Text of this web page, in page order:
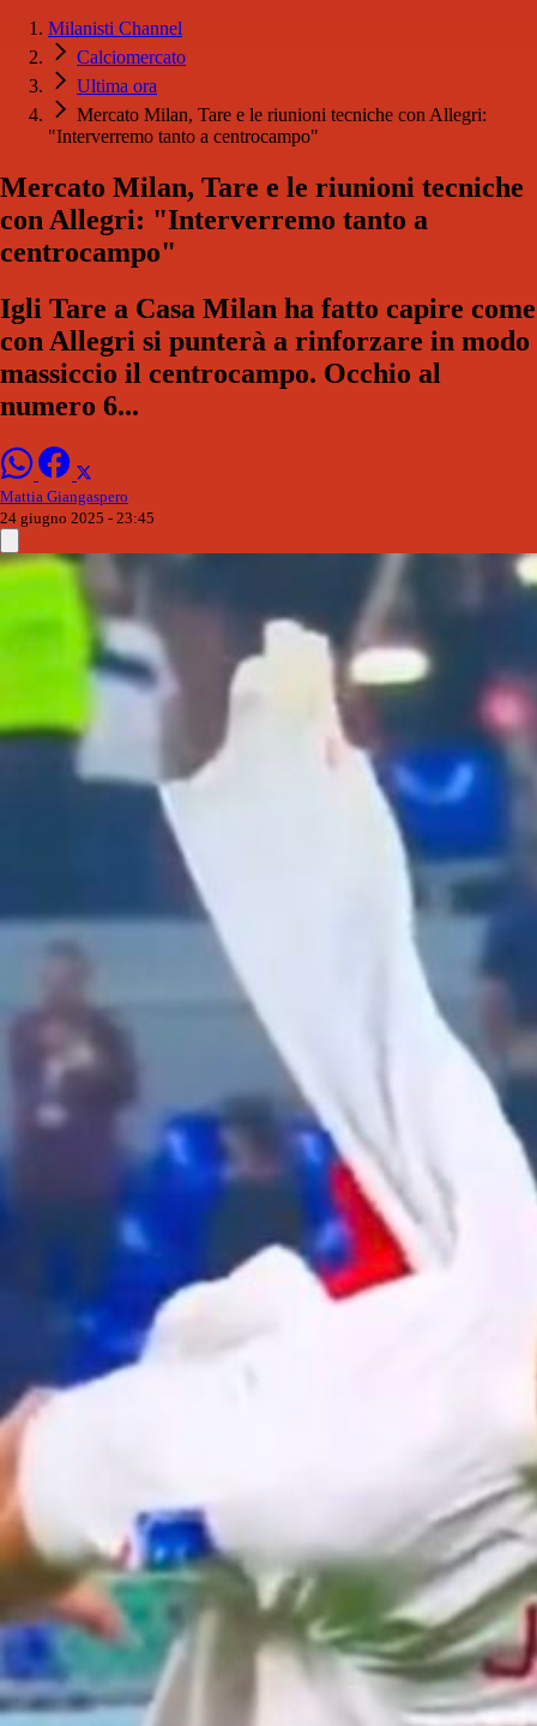
Milanisti Channel
Calciomercato
Ultima ora
Mercato Milan, Tare e le riunioni tecniche con Allegri:
"Interverremo tanto a centrocampo"
Mercato Milan, Tare e le riunioni tecniche
con Allegri: "Interverremo tanto a
centrocampo"
Igli Tare a Casa Milan ha fatto capire come
con Allegri si punterà a rinforzare in modo
massiccio il centrocampo. Occhio al
numero 6...
Mattia Giangaspero
24 giugno 2025 - 23:45